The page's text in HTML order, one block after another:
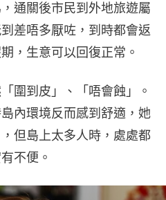
通關後市民到外地旅遊屬
差唔多厭咗，到時都會返
，生意可以回復正常。
圍到皮」、「唔會蝕」。
內環境反而感到舒適，她
但島上太多人時，處處都
不便。